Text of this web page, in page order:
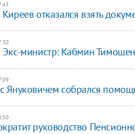
Киреев отказался взять
Экс-министр: Кабмин
Януковичем собрался
руководство